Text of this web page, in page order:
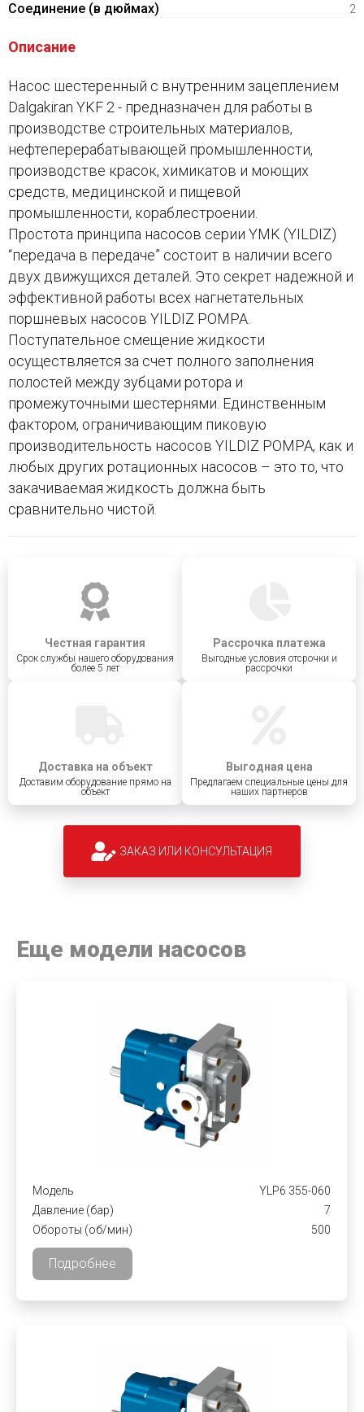
Соединение (в дюймах) 2
Описание
Насос шестеренный с внутренним зацеплением
Dalgakiran YKF 2 - предназначен для работы в
производстве строительных материалов,
нефтеперерабатывающей промышленности,
производстве красок, химикатов и моющих
средств, медицинской и пищевой
промышленности, кораблестроении.
Простота принципа насосов серии YMK (YILDIZ)
“передача в передаче” состоит в наличии всего
двух движущихся деталей. Это секрет надежной и
эффективной работы всех нагнетательных
поршневых насосов YILDIZ POMPA.
Поступательное смещение жидкости
осуществляется за счет полного заполнения
полостей между зубцами ротора и
промежуточными шестернями. Единственным
фактором, ограничивающим пиковую
производительность насосов YILDIZ POMPA, как и
любых других ротационных насосов – это то, что
закачиваемая жидкость должна быть
сравнительно чистой.
Честная гарантия
Срок службы нашего оборудования
более 5 лет
Рассрочка платежа
Выгодные условия отсрочки и
рассрочки
Доставка на объект
Доставим оборудование прямо на
объект
Выгодная цена
Предлагаем специальные цены для
наших партнеров
ЗАКАЗ ИЛИ КОНСУЛЬТАЦИЯ
Еще модели насосов
Модель
YLP6 355-060
Давление (бар)
7
Обороты (об/мин)
500
Подробнее